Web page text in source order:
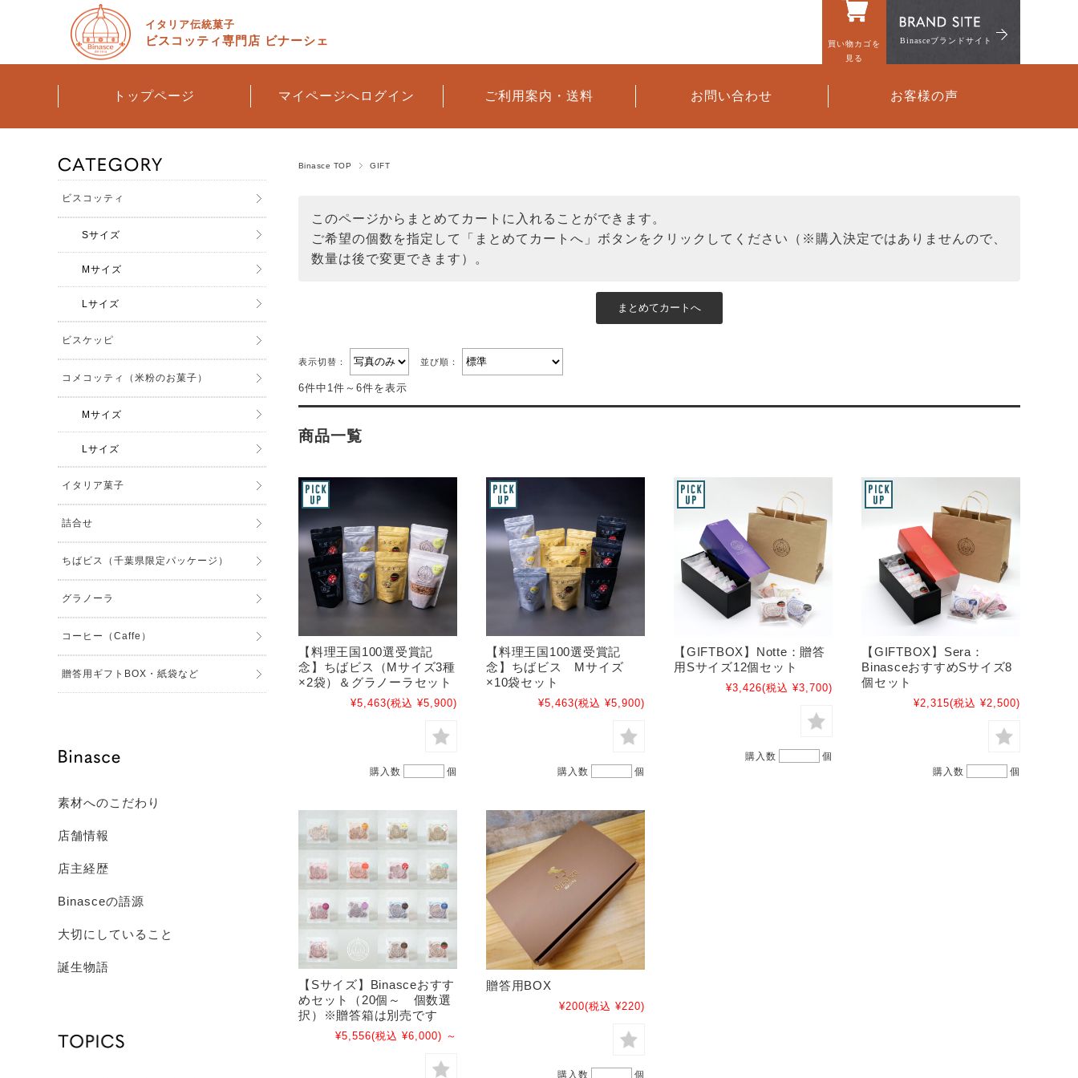
イタリア伝統菓子
ビスコッティ専門店 ビナーシェ
買い物カゴを
見る
Binasceブランドサイト
トップページ マイページへログイン ご利用案内・送料 お問い合わせ お客様の声
Binasce TOP GIFT
このページからまとめてカートに入れることができます。
ご希望の個数を指定して「まとめてカートへ」ボタンをクリックしてください（※購入決定ではありませんので、
数量は後で変更できます）。
表示切替： 並び順：
6件中1件～6件を表示
商品一覧
【料理王国100選受賞記
念】ちばビス（Mサイズ3種
×2袋）＆グラノーラセット
¥5,463(税込 ¥5,900)
購入数 個
【料理王国100選受賞記
念】ちばビス Mサイズ
×10袋セット
¥5,463(税込 ¥5,900)
購入数 個
【GIFTBOX】Notte：贈答
用Sサイズ12個セット
¥3,426(税込 ¥3,700)
購入数 個
【GIFTBOX】Sera：
BinasceおすすめSサイズ8
個セット
¥2,315(税込 ¥2,500)
購入数 個
【Sサイズ】Binasceおすす
めセット（20個～ 個数選
択）※贈答箱は別売です
¥5,556(税込 ¥6,000) ～
贈答用BOX
¥200(税込 ¥220)
購入数 個
ビスコッティ
Sサイズ
Mサイズ
Lサイズ
ビスケッピ
コメコッティ（米粉のお菓子）
Mサイズ
Lサイズ
イタリア菓子
詰合せ
ちばビス（千葉県限定パッケージ）
グラノーラ
コーヒー（Caffe）
贈答用ギフトBOX・紙袋など
素材へのこだわり
店舗情報
店主経歴
Binasceの語源
大切にしていること
誕生物語